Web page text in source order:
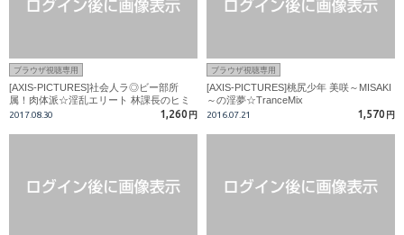
ブラウザ視聴専用
[AXIS-PICTURES]社会人ラ◎ビー部所
属！肉体派☆淫乱エリート 林課長のヒミ
ツ
2017.08.30 1,260 円
ブラウザ視聴専用
[AXIS-PICTURES]桃尻少年 美咲～MISAKI
～の淫夢☆TranceMix
2016.07.21 1,570 円